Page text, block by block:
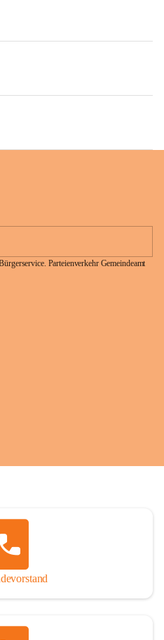
Parteienverkehr Gemeindeamt